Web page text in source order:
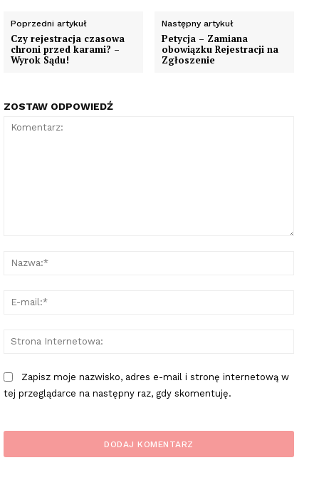
Poprzedni artykuł
Czy rejestracja czasowa
chroni przed karami? –
Wyrok Sądu!
Następny artykuł
Petycja – Zamiana
obowiązku Rejestracji na
Zgłoszenie
ZOSTAW ODPOWIEDŹ
Zapisz moje nazwisko, adres e-mail i stronę internetową w
tej przeglądarce na następny raz, gdy skomentuję.